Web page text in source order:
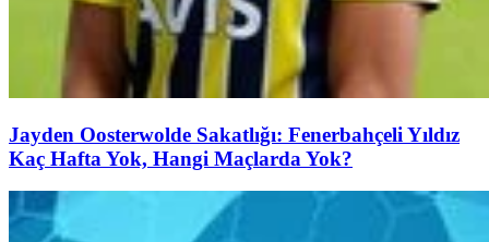
Jayden Oosterwolde Sakatlığı: Fenerbahçeli Yıldız
Kaç Hafta Yok, Hangi Maçlarda Yok?